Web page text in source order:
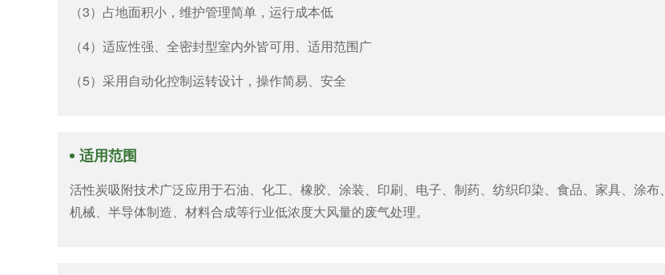
（3）占地面积小，维护管理简单，运行成本低
（4）适应性强、全密封型室内外皆可用、适用范围广
（5）采用自动化控制运转设计，操作简易、安全
适用范围
活性炭吸附技术广泛应用于石油、化工、橡胶、涂装、印刷、电子、制药、纺织印染、食品、家具、涂布
机械、半导体制造、材料合成等行业低浓度大风量的废气处理。